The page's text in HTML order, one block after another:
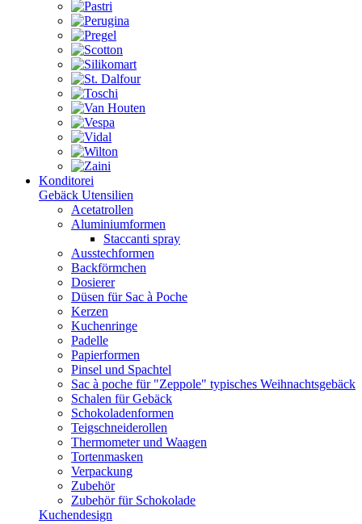
Konditorei
Gebäck Utensilien
Acetatrollen
Aluminiumformen
Staccanti spray
Ausstechformen
Backförmchen
Dosierer
Düsen für Sac à Poche
Kerzen
Kuchenringe
Padelle
Papierformen
Pinsel und Spachtel
Sac à poche für "Zeppole" typisches Weihnachtsgebäck
Schalen für Gebäck
Schokoladenformen
Teigschneiderollen
Thermometer und Waagen
Tortenmasken
Verpackung
Zubehör
Zubehör für Schokolade
Kuchendesign